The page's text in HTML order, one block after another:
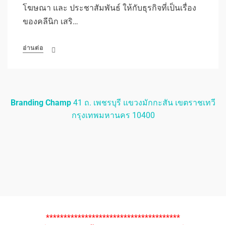
โฆษณา และ ประชาสัมพันธ์ ให้กับธุรกิจที่เป็นเรื่อง
ของคลีนิก เสริ…
อ่านต่อ
Branding Champ 41 ถ. เพชรบุรี แขวงมักกะสัน เขตราชเทวี
กรุงเทพมหานคร 10400
**************************************